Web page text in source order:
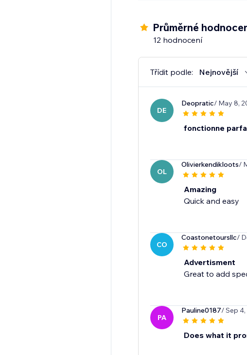
Průměrné
12 hodnocení
Třídit podle: Nejnovější
DE
Deopratic/ May 8,
fonctionne
OL
Olivierkendikloots/
Amazing
Quick and easy
CO
Coastonetoursllc/
Advertisment
Great to add
PA
Pauline0187/ Sep
Does what it